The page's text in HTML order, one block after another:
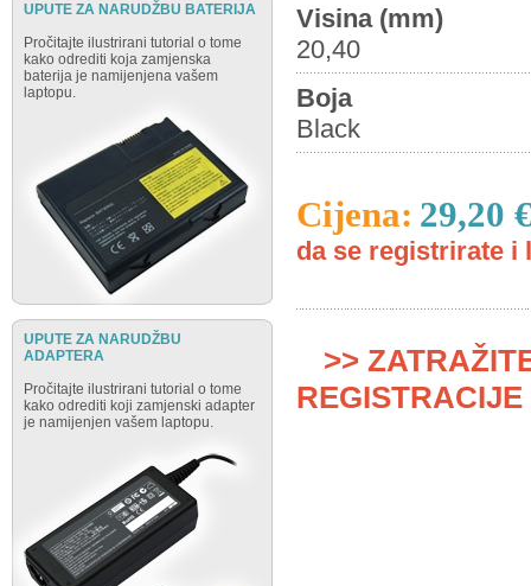
UPUTE ZA NARUDŽBU BATERIJA
Pročitajte ilustrirani tutorial o tome
kako odrediti koja zamjenska
baterija je namijenjena vašem
laptopu.
UPUTE ZA NARUDŽBU
ADAPTERA
Pročitajte ilustrirani tutorial o tome
kako odrediti koji zamjenski adapter
je namijenjen vašem laptopu.
Visina (mm)
20,40
Boja
Black
Cijena: 29,20
da se registrirate i
>>